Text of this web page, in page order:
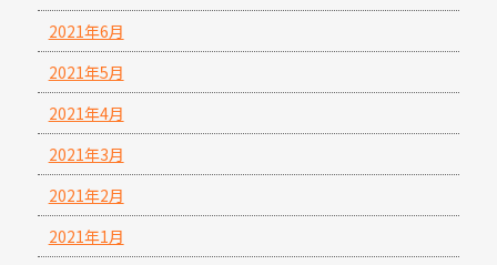
2021年6月
2021年5月
2021年4月
2021年3月
2021年2月
2021年1月